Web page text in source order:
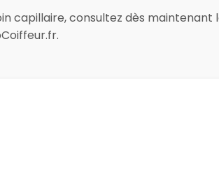
capillaire, consultez dès maintenant